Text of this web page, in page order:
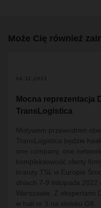
Może Cię również
04.11.2022
Mocna reprezentacja
TransLogistica
Motywem przewodnim
TransLogistica będzie
one company, one
kompleksowość oferty
branży TSL w Europie
dniach 7-9 listopada 2022
Warszawie. Z ekspertami
w hali nr 3 na stoisku G8.